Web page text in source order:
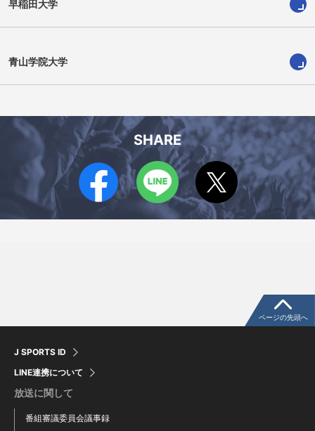
大江悠斗 石川響太郎
早稲田大学
青山学院大学
SHARE
J SPORTS ID
LINE連携について
放送に関して
番組審議委員会議事録
ページの先頭へ